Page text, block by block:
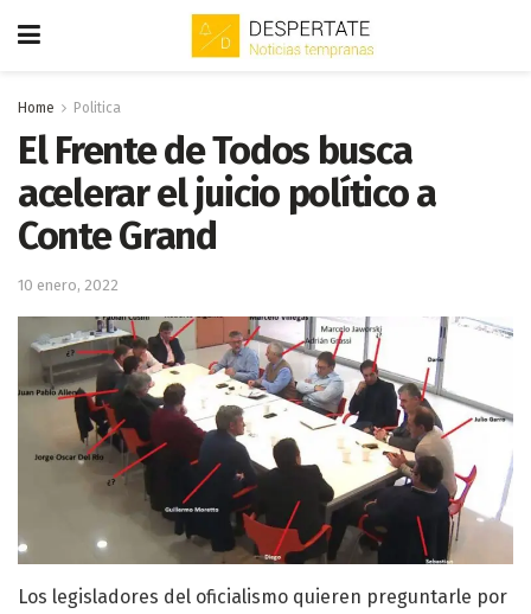
Home Politica
El Frente de Todos busca
acelerar el juicio político a
Conte Grand
10 enero, 2022
Los legisladores del oficialismo quieren preguntarle por